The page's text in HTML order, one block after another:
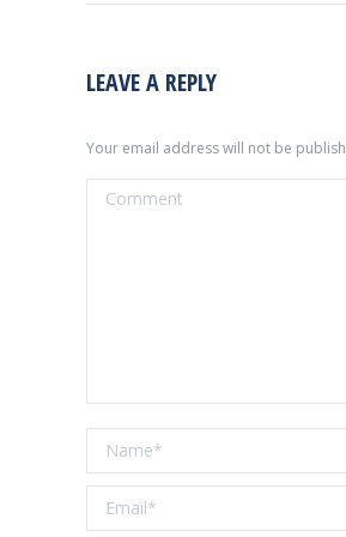
LEAVE A REPLY
Your email address will not be
Comment
Name *
Email *